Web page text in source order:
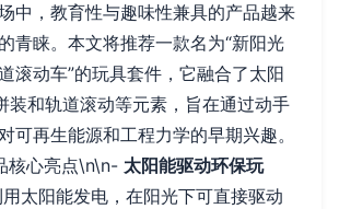
中，教育性与趣味性兼具的产品越来
青睐。本文将推荐一款名为“新阳光
滚动车”的玩具套件，它融合了太阳
装和轨道滚动等元素，旨在通过动手
可再生能源和工程力学的早期兴趣。
核心亮点\n\n- 太阳能驱动环保玩
用太阳能发电，在阳光下可直接驱动